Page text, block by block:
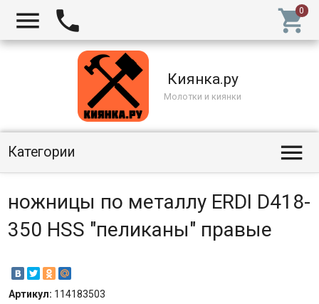
  
Киянка.ру
Молотки и киянки
Категории 
ножницы по металлу ERDI D418-
350 HSS "пеликаны" правые
Артикул: 114183503